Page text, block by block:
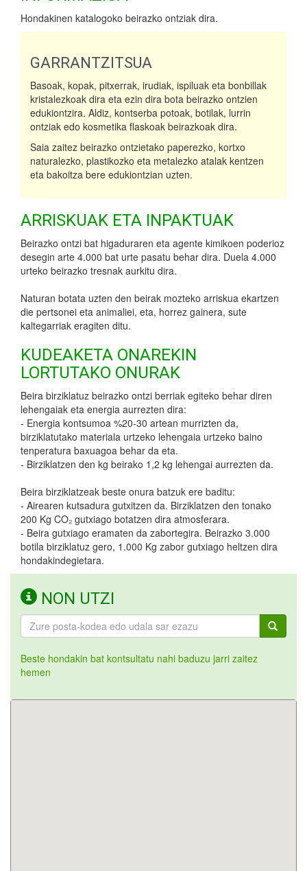
Hondakinen katalogoko beirazko ontziak dira.
GARRANTZITSUA
Basoak, kopak, pitxerrak, irudiak, ispiluak eta bonbillak
kristalezkoak dira eta ezin dira bota beirazko ontzien
edukiontzira. Aldiz, kontserba potoak, botilak, lurrin
ontziak edo kosmetika flaskoak beirazkoak dira.
Saia zaitez beirazko ontzietako paperezko, kortxo
naturalezko, plastikozko eta metalezko atalak kentzen
eta bakoitza bere edukiontzian uzten.
ARRISKUAK ETA INPAKTUAK
Beirazko ontzi bat higaduraren eta agente kimikoen poderioz
desegin arte 4.000 bat urte pasatu behar dira. Duela 4.000
urteko beirazko tresnak aurkitu dira.
Naturan botata uzten den beirak mozteko arriskua ekartzen
die pertsonei eta animaliei, eta, horrez gainera, sute
kaltegarriak eragiten ditu.
KUDEAKETA ONAREKIN
LORTUTAKO ONURAK
Beira birziklatuz beirazko ontzi berriak egiteko behar diren
lehengaiak eta energia aurrezten dira:
- Energia kontsumoa %20-30 artean murrizten da,
birziklatutako materiala urtzeko lehengaia urtzeko baino
tenperatura baxuagoa behar da eta.
- Birziklatzen den kg beirako 1,2 kg lehengai aurrezten da.
Beira birziklatzeak beste onura batzuk ere baditu:
- Airearen kutsadura gutxitzen da. Birziklatzen den tonako
200 Kg CO₂ gutxiago botatzen dira atmosferara.
- Beira gutxiago eramaten da zabortegira. Beirazko 3.000
botila birziklatuz gero, 1.000 Kg zabor gutxiago heltzen dira
hondakindegietara.
NON UTZI
Beste hondakin bat kontsultatu nahi baduzu jarri zaitez
hemen